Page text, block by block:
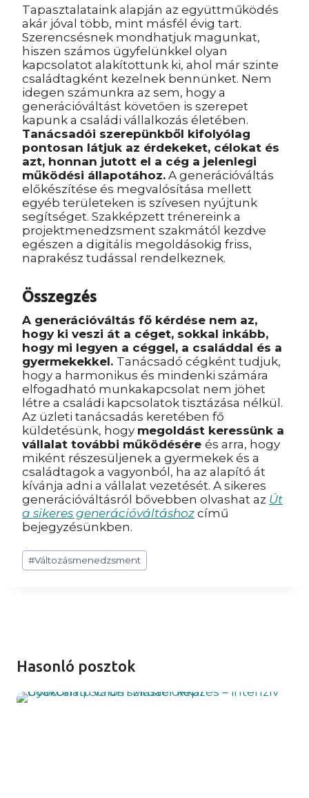
Tapasztalataink alapján az együttműködés
akár jóval több, mint másfél évig tart.
Szerencsésnek mondhatjuk magunkat,
hiszen számos ügyfelünkkel olyan
kapcsolatot alakítottunk ki, ahol már szinte
családtagként kezelnek bennünket. Nem
idegen számunkra az sem, hogy a
generációváltást követően is szerepet
kapunk a családi vállalkozás életében.
Tanácsadói szerepünkből kifolyólag
pontosan látjuk az érdekeket, célokat és
azt, honnan jutott el a cég a jelenlegi
működési állapotához. A generációváltás
előkészítése és megvalósítása mellett
egyéb területeken is szívesen nyújtunk
segítséget. Szakképzett trénereink a
projektmenedzsment szakmától kezdve
egészen a digitális megoldásokig friss,
naprakész tudással rendelkeznek.
Összegzés
A generációváltás fő kérdése nem az,
hogy ki veszi át a céget, sokkal inkább,
hogy mi legyen a céggel, a családdal és a
gyermekekkel. Tanácsadó cégként tudjuk,
hogy a harmonikus és mindenki számára
elfogadható munkakapcsolat nem jöhet
létre a családi kapcsolatok tisztázása nélkül.
Az üzleti tanácsadás keretében fő
küldetésünk, hogy megoldást keressünk a
vállalat további működésére és arra, hogy
miként részesüljenek a gyermekek és a
családtagok a vagyonból, ha az alapító át
kívánja adni a vállalat vezetését. A sikeres
generációváltásról bővebben olvashat az Út
a sikeres generációváltáshoz című
bejegyzésünkben.
Post
Tags:
#Változásmenedzsment
Hasonló posztok